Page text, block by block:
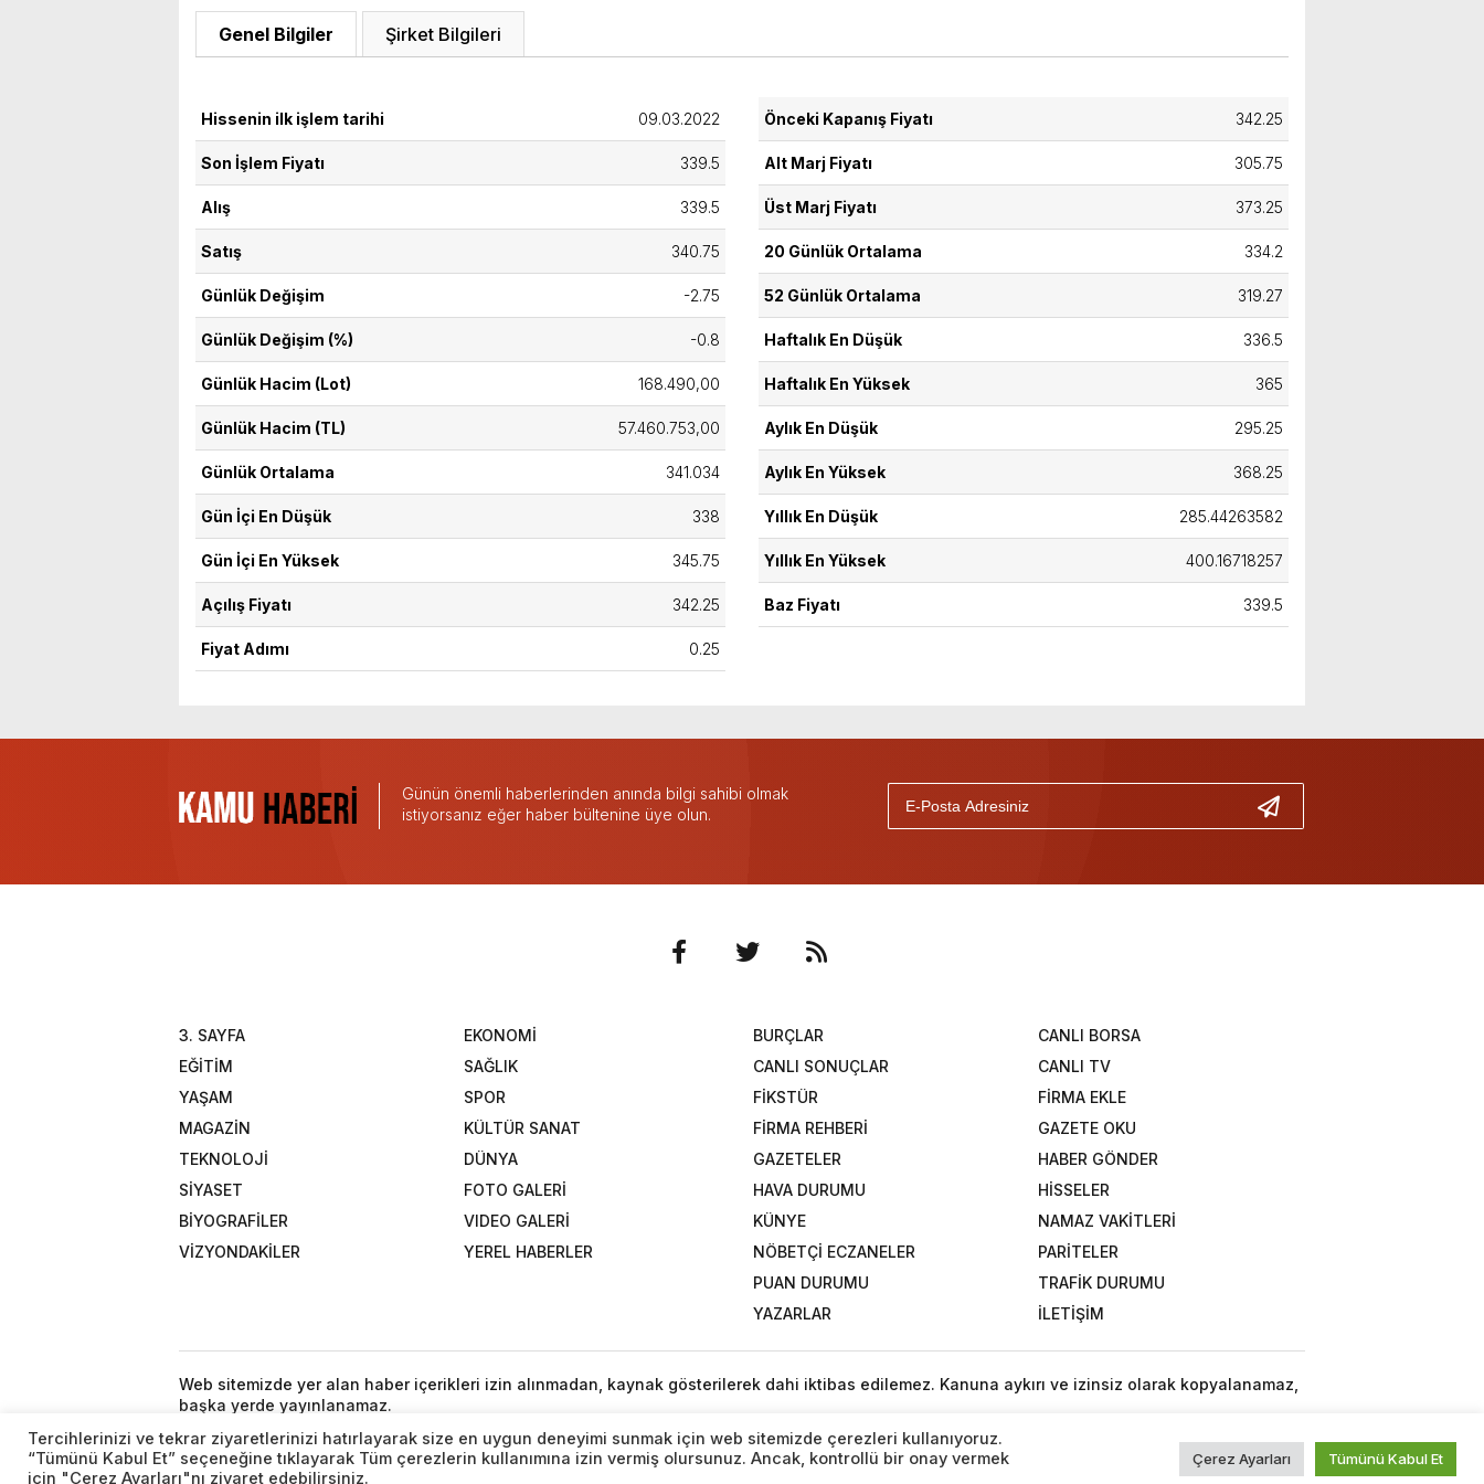
Genel Bilgiler Şirket Bilgileri
Hissenin ilk işlem tarihi 09.03.2022
Son İşlem Fiyatı 339.5
Alış 339.5
Satış 340.75
Günlük Değişim -2.75
Günlük Değişim (%) -0.8
Günlük Hacim (Lot) 168.490,00
Günlük Hacim (TL) 57.460.753,00
Günlük Ortalama 341.034
Gün İçi En Düşük 338
Gün İçi En Yüksek 345.75
Açılış Fiyatı 342.25
Fiyat Adımı 0.25
Önceki Kapanış Fiyatı 342.25
Alt Marj Fiyatı 305.75
Üst Marj Fiyatı 373.25
20 Günlük Ortalama 334.2
52 Günlük Ortalama 319.27
Haftalık En Düşük 336.5
Haftalık En Yüksek 365
Aylık En Düşük 295.25
Aylık En Yüksek 368.25
Yıllık En Düşük 285.44263582
Yıllık En Yüksek 400.16718257
Baz Fiyatı 339.5
Günün önemli haberlerinden anında bilgi sahibi olmak
istiyorsanız eğer haber bültenine üye olun.
3. SAYFA
EKONOMİ
EĞİTİM
SAĞLIK
YAŞAM
SPOR
MAGAZİN
KÜLTÜR SANAT
TEKNOLOJİ
DÜNYA
SİYASET
FOTO GALERİ
BİYOGRAFİLER
VIDEO GALERİ
VİZYONDAKİLER
YEREL HABERLER
BURÇLAR
CANLI BORSA
CANLI SONUÇLAR
CANLI TV
FİKSTÜR
FİRMA EKLE
FİRMA REHBERİ
GAZETE OKU
GAZETELER
HABER GÖNDER
HAVA DURUMU
HİSSELER
KÜNYE
NAMAZ VAKİTLERİ
NÖBETÇİ ECZANELER
PARİTELER
PUAN DURUMU
TRAFİK DURUMU
YAZARLAR
İLETİŞİM
Web sitemizde yer alan haber içerikleri izin alınmadan, kaynak gösterilerek dahi iktibas edilemez. Kanuna aykırı ve izinsiz olarak kopyalanamaz,
başka yerde yayınlanamaz.
Tercihlerinizi ve tekrar ziyaretlerinizi hatırlayarak size en uygun deneyimi sunmak için web sitemizde çerezleri kullanıyoruz.
“Tümünü Kabul Et” seçeneğine tıklayarak Tüm çerezlerin kullanımına izin vermiş olursunuz. Ancak, kontrollü bir onay vermek
için "Çerez Ayarları"nı ziyaret edebilirsiniz.
Çerez Ayarları Tümünü Kabul Et